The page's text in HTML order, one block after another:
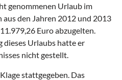
genommenen Urlaub im
den Jahren 2012 und 2013
Euro abzugelten.
dieses Urlaubs hatte er
nicht gestellt.
stattgegeben. Das